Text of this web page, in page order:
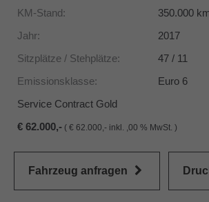
KM-Stand: 350.000
Jahr:
2017
Sitzplätze / Stehplätze:
47 / 11
Emissionsklasse:
Euro 6
Service Contract Gold
62.000,- ( 62.000,- inkl. ,00 % MwSt. )
Fahrzeug anfragen